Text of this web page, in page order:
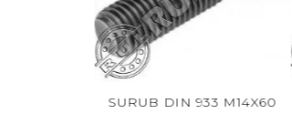
SURUB DIN 933 M14X60